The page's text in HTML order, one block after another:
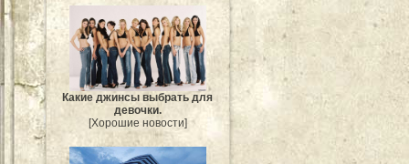
Какие джинсы выбрать для
девочки.
[Хорошие новости]